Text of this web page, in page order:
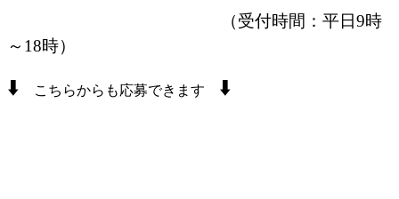
（受付時間：平日9時
～18時）
⬇️ こちらからも応募できます ⬇️